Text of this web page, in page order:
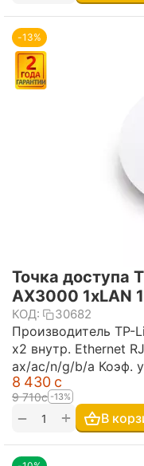
-13%
Точка доступа
AX3000 1xLAN
КОД: 30682
Производитель TP-
х2 внутр. Ethernet
ax/ac/n/g/b/a Коэф.
8 430 с
9 710с -13%
+
− В